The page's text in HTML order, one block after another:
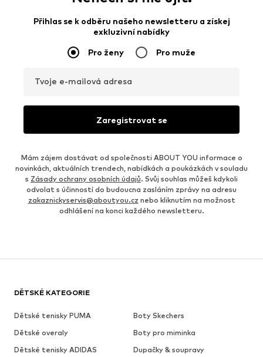
Přihlas se k odběru našeho newsletteru a získej
exkluzivní nabídky
Pro ženy Pro muže
Tvoje e-mailová adresa
Zaregistrovat se
Mám zájem dostávat od společnosti ABOUT YOU informace o
novinkách, aktuálních trendech, nabídkách a poukázkách v souladu
s Zásady ochrany osobních údajů. Svůj souhlas můžeš kdykoli
odvolat s účinností do budoucna zasláním zprávy na adresu
zakaznickyservis@aboutyou.cz nebo kliknutím na možnost
odhlášení na konci každého newsletteru.
DĚTSKÉ KATEGORIE
Dětské tenisky PUMA
Boty Skechers
Dětské overaly
Boty pro miminka
Dětské tenisky ADIDAS
Dupačky & soupravy